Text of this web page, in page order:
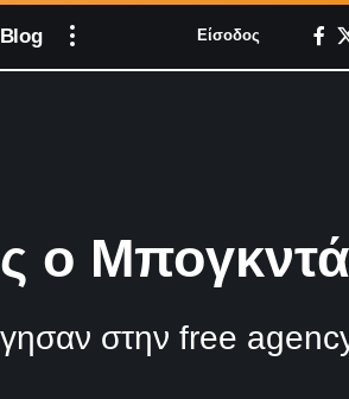
Blog Είσοδος
ο
στην free